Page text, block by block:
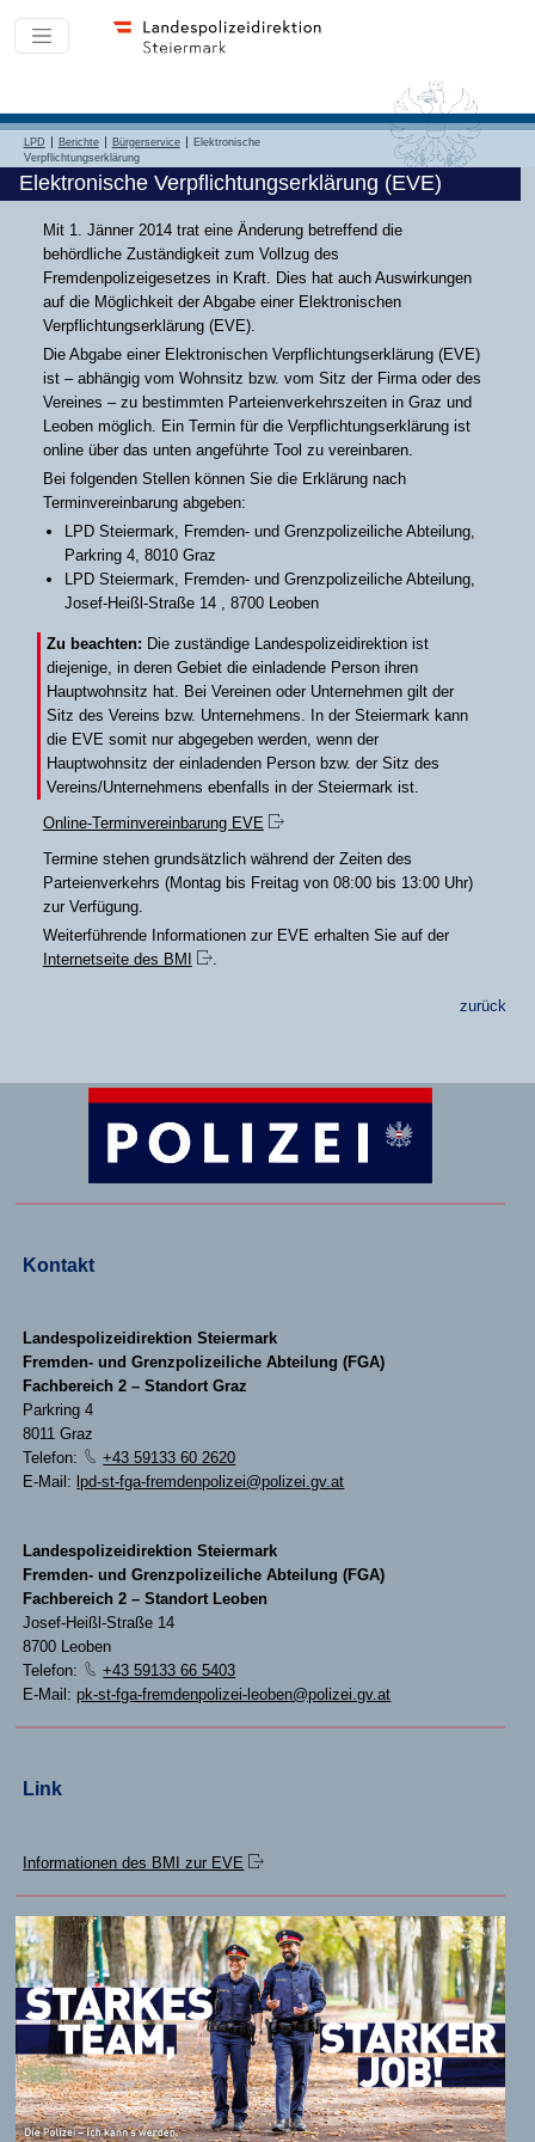
LPD Berichte Bürgerservice
Elektronische
Verpflichtungserklärung
Elektronische Verpflichtungserklärung (EVE)
Mit 1. Jänner 2014 trat eine Änderung betreffend die
behördliche Zuständigkeit zum Vollzug des
Fremdenpolizeigesetzes in Kraft. Dies hat auch Auswirkungen
auf die Möglichkeit der Abgabe einer Elektronischen
Verpflichtungserklärung (EVE).
Die Abgabe einer Elektronischen Verpflichtungserklärung (EVE)
ist – abhängig vom Wohnsitz bzw. vom Sitz der Firma oder des
Vereines – zu bestimmten Parteienverkehrszeiten in Graz und
Leoben möglich. Ein Termin für die Verpflichtungserklärung ist
online über das unten angeführte Tool zu vereinbaren.
Bei folgenden Stellen können Sie die Erklärung nach
Terminvereinbarung abgeben:
LPD Steiermark, Fremden- und Grenzpolizeiliche Abteilung,
Parkring 4, 8010 Graz
LPD Steiermark, Fremden- und Grenzpolizeiliche Abteilung,
Josef-Heißl-Straße 14 , 8700 Leoben
Zu beachten: Die zuständige Landespolizeidirektion ist
diejenige, in deren Gebiet die einladende Person ihren
Hauptwohnsitz hat. Bei Vereinen oder Unternehmen gilt der
Sitz des Vereins bzw. Unternehmens. In der Steiermark kann
die EVE somit nur abgegeben werden, wenn der
Hauptwohnsitz der einladenden Person bzw. der Sitz des
Vereins/Unternehmens ebenfalls in der Steiermark ist.
Online-Terminvereinbarung EVE
Termine stehen grundsätzlich während der Zeiten des
Parteienverkehrs (Montag bis Freitag von 08:00 bis 13:00 Uhr)
zur Verfügung.
Weiterführende Informationen zur EVE erhalten Sie auf der
Internetseite des BMI
.
zurück
Kontakt
Landespolizeidirektion Steiermark
Fremden- und Grenzpolizeiliche Abteilung (FGA)
Fachbereich 2 – Standort Graz
Parkring 4
8011 Graz
Telefon:
+43 59133 60 2620
E-Mail: lpd-st-fga-fremdenpolizei@polizei.gv.at
Landespolizeidirektion Steiermark
Fremden- und Grenzpolizeiliche Abteilung (FGA)
Fachbereich 2 – Standort Leoben
Josef-Heißl-Straße 14
8700 Leoben
Telefon:
+43 59133 66 5403
E-Mail:pk-st-fga-fremdenpolizei-leoben@polizei.gv.at
Link
Informationen des BMI zur EVE